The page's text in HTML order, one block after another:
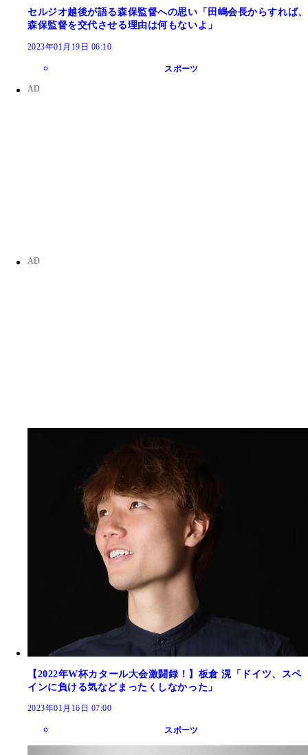
セルジオ越後が語る森保監督への思い「田嶋会長からすれば、
森保監督を交代させる理由は何もないよ」
2023年01月19日 06:10
スポーツ
【2022年W杯カタール大会激闘録！】板倉 滉「ドイツ、スペ
インに負ける気などまったくしなかった」
2023年01月16日 07:00
スポーツ